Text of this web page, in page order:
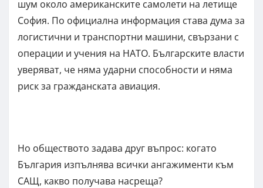
шум около американските самолети на летище
София. По официална информация става дума за
логистични и транспортни машини, свързани с
операции и учения на НАТО. Българските власти
уверяват, че няма ударни способности и няма
риск за гражданската авиация.
Но обществото задава друг въпрос: когато
България изпълнява всички ангажименти към
САЩ, какво получава насреща?